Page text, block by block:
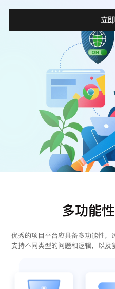
立
多功能
优秀的项目平台应具备多功能性
支持不同类型的问题和逻辑，以及